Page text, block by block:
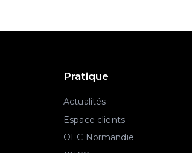
Pratique
Actualités
Espace clients
OEC Normandie